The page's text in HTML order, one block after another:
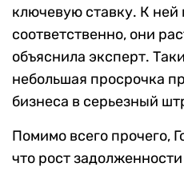
ключевую ставку. К
соответственно, они
объяснила эксперт.
небольшая просрочка
бизнеса в серьезный
Помимо всего прочего,
что рост